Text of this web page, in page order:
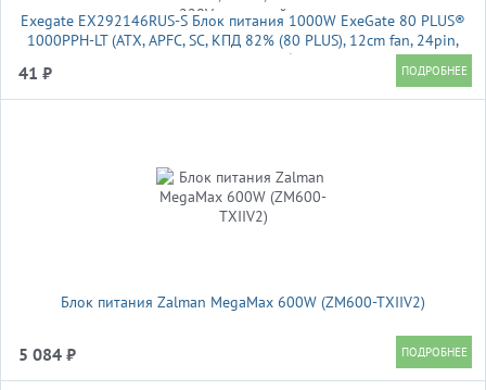
Exegate EX292146RUS-S Блок питания 1000W ExeGate 80 PLUS®
1000PPH-LT (ATX, APFC, SC, КПД 82% (80 PLUS), 12cm fan, 24pin,
2x(4+4)pin, 6xPCIe, 8xSATA, 4xIDE, кабель 220V с защитой от
41 ₽
Блок питания Zalman MegaMax 600W (ZM600-TXIIV2)
5 084 ₽